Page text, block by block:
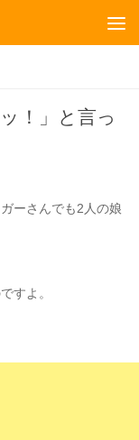
！」と言っ
ーさんでも2人の娘
すよ。